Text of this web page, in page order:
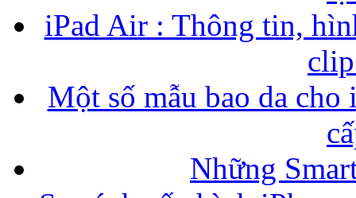
iPad Air : Thông tin,
Một số mẫu bao da
Những